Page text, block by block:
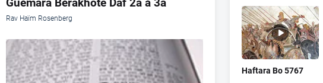
Guémara Bérakhote Daf 2a à 3a
Rav Haïm Rosenberg
Haftara Bo 5767